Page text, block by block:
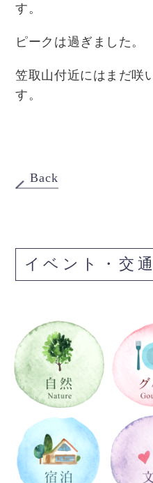
す。
ピークは過ぎました。
笠取山付近にはまだ咲
す。
Back
イベント・交